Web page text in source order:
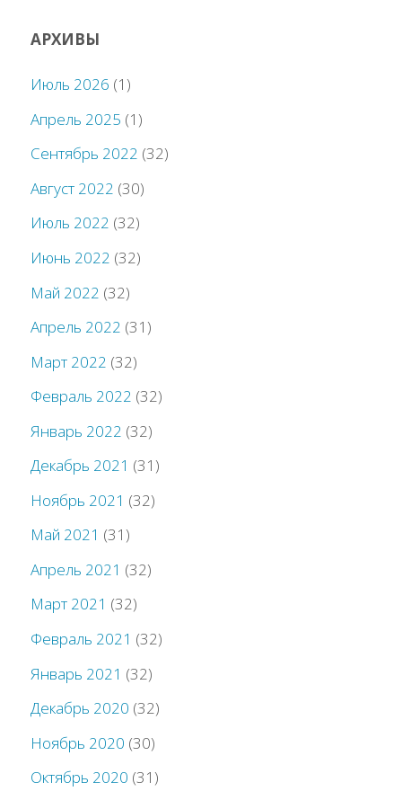
АРХИВЫ
Июль 2026 (1)
Апрель 2025 (1)
Сентябрь 2022 (32)
Август 2022 (30)
Июль 2022 (32)
Июнь 2022 (32)
Май 2022 (32)
Апрель 2022 (31)
Март 2022 (32)
Февраль 2022 (32)
Январь 2022 (32)
Декабрь 2021 (31)
Ноябрь 2021 (32)
Май 2021 (31)
Апрель 2021 (32)
Март 2021 (32)
Февраль 2021 (32)
Январь 2021 (32)
Декабрь 2020 (32)
Ноябрь 2020 (30)
Октябрь 2020 (31)